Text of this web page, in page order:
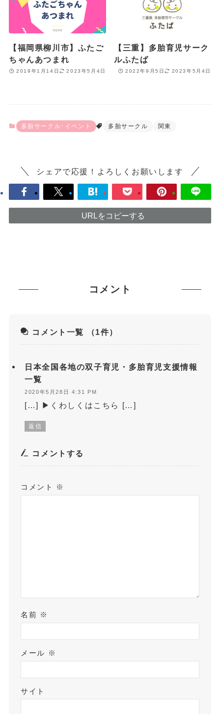
多胎サークル･イベント 多胎サークル 関東
シェアで応援！よろしくお願いします
URLをコピーする
【福岡県柳川市】ふたご
ちゃんあつまれ
2019年1月14日 2023年5月4日
【三重】多胎育児サーク
ルふたば
2022年9月5日 2023年5月4日
コメント
コメント一覧 （1件）
日本全国各地の双子育児・多胎育児支援情報
一覧
2020年5月28日 4:31 PM
[…] ▶くわしくはこちら […]
返信
コメントする
コメント ※
名前 ※
メール ※
サイト